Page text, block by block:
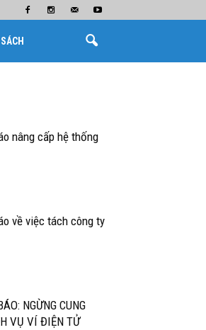
nâng cấp hệ thống
về việc tách công ty
NGỪNG CUNG
VỤ VÍ ĐIỆN TỬ